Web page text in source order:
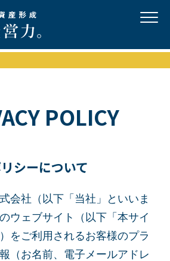
POLICY
シーについて
会社（以下「当社」といいま
ウェブサイト（以下「本サイ
をご利用されるお客様のプラ
（お名前、電子メールアドレ